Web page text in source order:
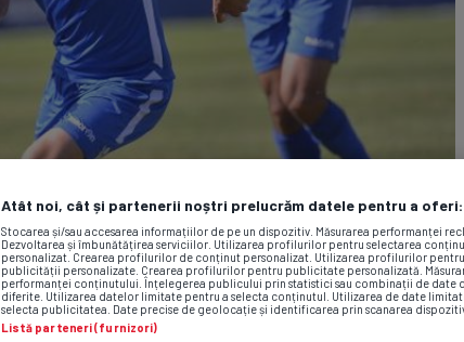
Atât noi, cât și partenerii noștri prelucrăm datele pentru a oferi:
Stocarea și/sau accesarea informațiilor de pe un dispozitiv. Măsurarea performanței
Dezvoltarea și îmbunătățirea serviciilor. Utilizarea profilurilor pentru selectarea
personalizat. Crearea profilurilor de conținut personalizat. Utilizarea profilurilor
publicității personalizate. Crearea profilurilor pentru publicitate personalizată.
performanței conținutului. Înțelegerea publicului prin statistici sau combinații de date
diferite. Utilizarea datelor limitate pentru a selecta conținutul. Utilizarea de date
selecta publicitatea. Date precise de geolocație și identificarea prin scanarea
Listă parteneri (furnizori)